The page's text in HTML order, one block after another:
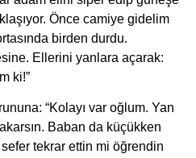
Önce camiye gidelim
birden durdu.
Ellerini yanlara açarak:
ki!”
“Kolayı var oğlum. Yan
Baban da küçükken
tekrar ettin mi öğrendin